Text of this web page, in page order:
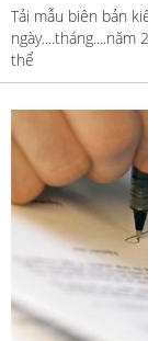
Tải mẫu biên bản
thể